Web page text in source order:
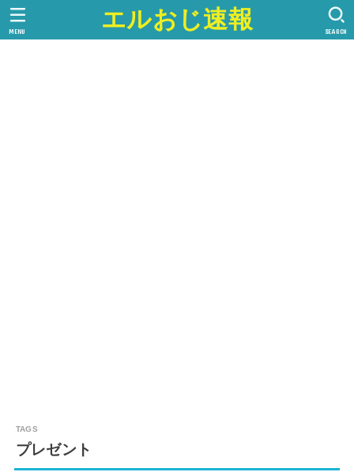
エルおじ速報 SEARCH
MENU
プレゼント